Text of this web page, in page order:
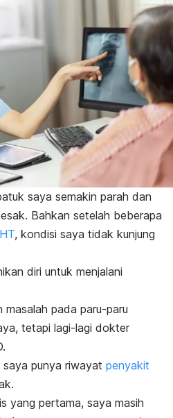
saya semakin parah dan
Bahkan setelah beberapa
, kondisi saya tidak kunjung
diri untuk menjalani
pada paru-paru
tetapi lagi-lagi dokter
punya riwayat penyakit
yang pertama, saya masih